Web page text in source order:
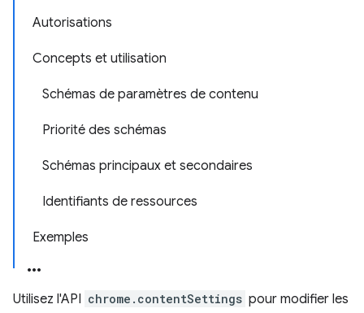
Autorisations
Concepts et utilisation
Schémas de paramètres de contenu
Priorité des schémas
Schémas principaux et secondaires
Identifiants de ressources
Exemples
Utilisez l'API chrome.contentSettings pour modifier les